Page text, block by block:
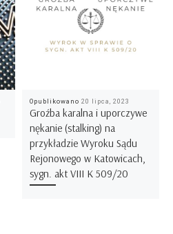
Opublikowano 20 lipca, 2023
Groźba karalna i uporczywe
nękanie (stalking) na
przykładzie Wyroku Sądu
Rejonowego w Katowicach,
sygn. akt VIII K 509/20